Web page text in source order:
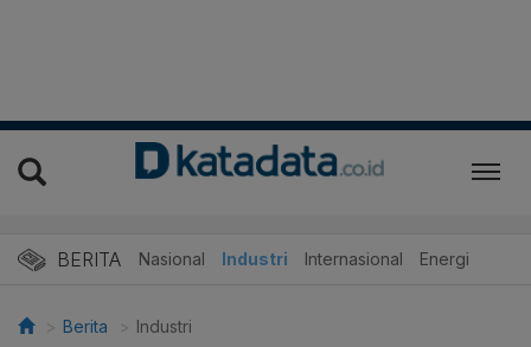
BERITA Nasional Industri Internasional Energi
Berita Industri